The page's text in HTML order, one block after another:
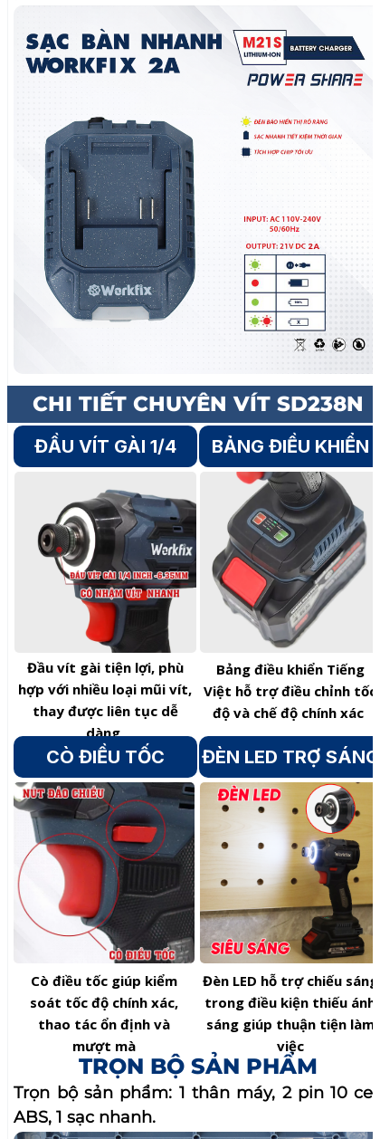
TRỌN BỘ SẢN PHẨM
Trọn bộ sản phẩm: 1 thân máy, 2 pin 10 cell
ABS, 1 sạc nhanh.
CHI TIẾT CHUYÊN VÍT SD238N
ĐẦU VÍT GÀI 1/4
dàng
BẢNG ĐIỀU KHIỂN
Bảng điều khiển Tiếng
Việt hỗ trợ điều chỉnh tốc
độ và chế độ chính xác
CÒ ĐIỀU TỐC
Cò điều tốc giúp kiểm
soát tốc độ chính xác,
thao tác ổn định và
mượt mà
ĐÈN LED TRỢ SÁNG
Đèn LED hỗ trợ chiếu sáng
trong điều kiện thiếu ánh
sáng giúp thuận tiện làm
việc